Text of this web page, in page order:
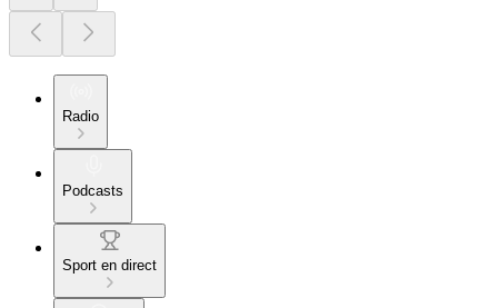
Radio
Podcasts
Sport en direct